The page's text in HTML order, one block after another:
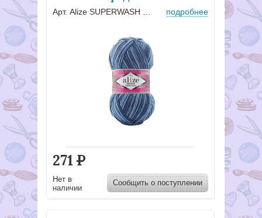
подробнее
271 Р
Нет в
наличии
Сообщить о поступлении